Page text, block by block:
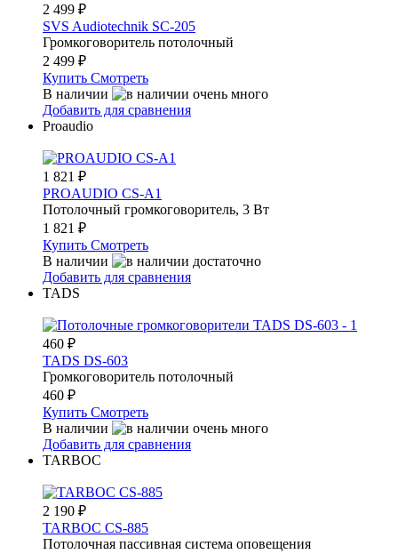
2 499 ₽
SVS Audiotechnik SC-205
Громкоговоритель потолочный
2 499 ₽
Купить Смотреть
В наличии
Добавить для сравнения
Proaudio
1 821 ₽
PROAUDIO CS-A1
Потолочный громкоговоритель, 3 Вт
1 821 ₽
Купить Смотреть
В наличии
Добавить для сравнения
TADS
460 ₽
TADS DS-603
Громкоговоритель потолочный
460 ₽
Купить Смотреть
В наличии
Добавить для сравнения
TARBOC
2 190 ₽
TARBOC CS-885
Потолочная пассивная система оповещения